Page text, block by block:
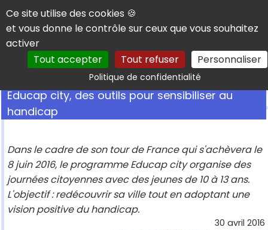
Panneau de gestion des cookies
Ce site utilise des cookies 🍪
et vous donne le contrôle sur ceux que vous souhaitez
activer
Tout accepter
Tout refuser Personnaliser
Politique de confidentialitéRechercher
Educap city, des outils pour sensibiliser au
handicap
Dans le cadre de son tour de France qui s'achèvera le
8 juin 2016, le programme Educap city organise des
journées citoyennes avec des jeunes de 10 à 13 ans.
L'objectif : redécouvrir sa ville tout en adoptant une
vision positive du handicap.
30 avril 2016